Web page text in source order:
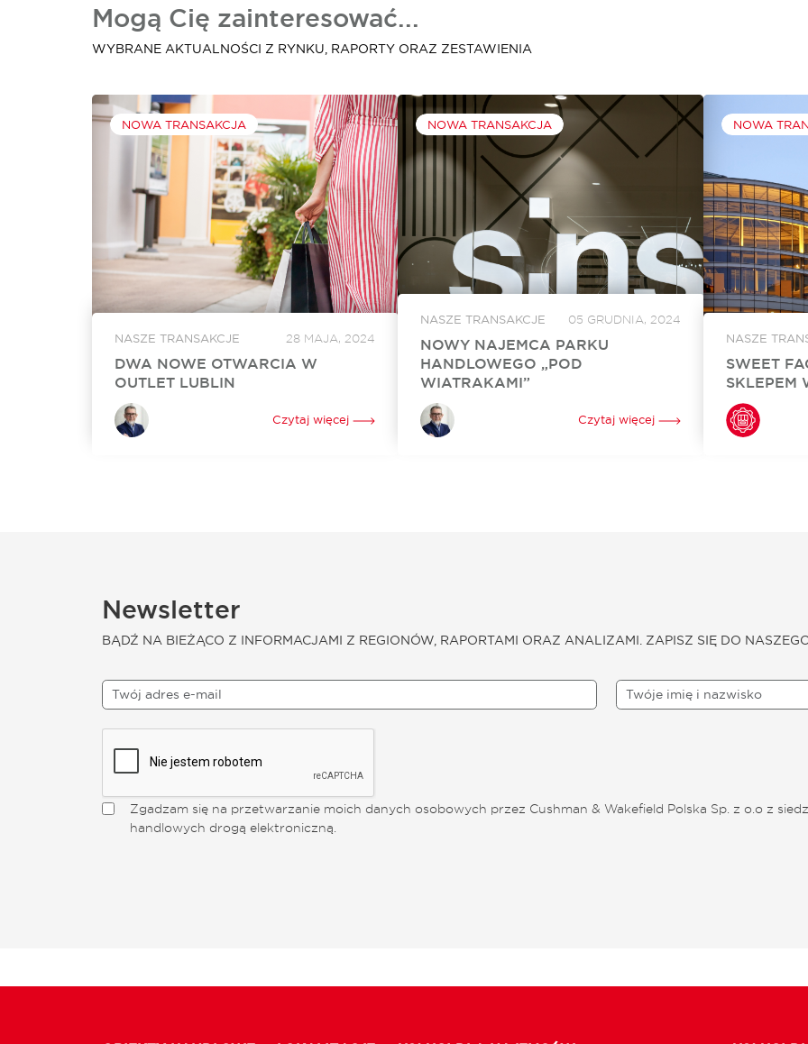
Mogą Cię zainteresować...
WYBRANE AKTUALNOŚCI Z RYNKU, RAPORTY ORAZ ZESTAWIENIA
NOWA TRANSAKCJA
NASZE TRANSAKCJE 28 MAJA, 2024
DWA NOWE OTWARCIA W
OUTLET LUBLIN
W czerwcu w Outlet Lublin otworzą się dwa
nowe lokale. Na powiększenie swojego
dotychczasowego sklepu o ponad 250 mkw.
Czytaj więcej
NOWA TRANSAKCJA
NASZE TRANSAKCJE 05 GRUDNIA, 2024
NOWY NAJEMCA PARKU
HANDLOWEGO „POD
WIATRAKAMI”
Sinsay, marka z portfolio Grupy LPP, wynajęła
860 mkw. powierzchni w Parku Handlowym
„Pod Wiatrakami” koło Słupska. Otwarcie
Czytaj więcej
NOWA
NASZE
SWEET
SKLEPEM
Sweet
Złotych
Warszawie
Newsletter
BĄDŹ NA BIEŻĄCO Z INFORMACJAMI Z REGIONÓW, RAPORTAMI ORAZ ANALIZAMI. ZAPISZ SIĘ DO
Zgadzam się na przetwarzanie moich danych osobowych przez Cushman & Wakefield Polska Sp. z o.o z
handlowych drogą elektroniczną.